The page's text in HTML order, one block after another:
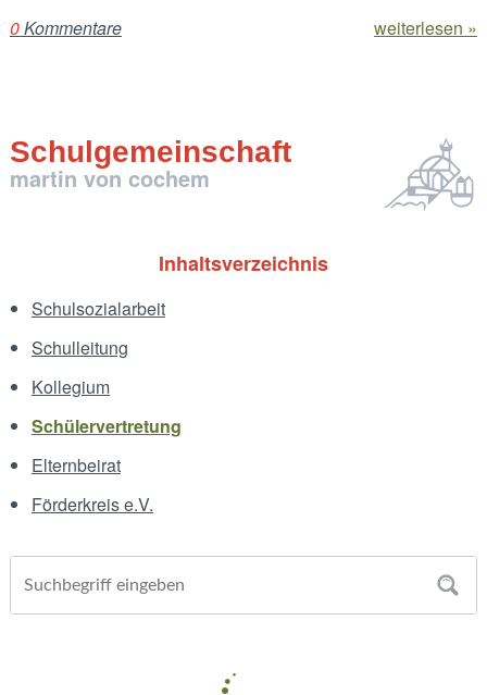
0Kommentare weiterlesen »
Schulgemeinschaft
martin von cochem
Inhaltsverzeichnis
Schulsozialarbeit
Schulleitung
Kollegium
Schülervertretung
Elternbeirat
Förderkreis e.V.